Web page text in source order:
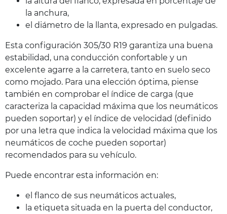
la anchura,
el diámetro de la llanta, expresado en pulgadas.
Esta configuración 305/30 R19 garantiza una buena
estabilidad, una conducción confortable y un
excelente agarre a la carretera, tanto en suelo seco
como mojado. Para una elección óptima, piense
también en comprobar el índice de carga (que
caracteriza la capacidad máxima que los neumáticos
pueden soportar) y el índice de velocidad (definido
por una letra que indica la velocidad máxima que los
neumáticos de coche pueden soportar)
recomendados para su vehículo.
Puede encontrar esta información en:
el flanco de sus neumáticos actuales,
la etiqueta situada en la puerta del conductor,